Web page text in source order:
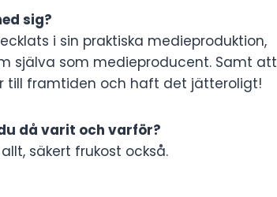
sig?
i sin praktiska medieproduktion,
själva som medieproducent. Samt att
till framtiden och haft det jätteroligt!
då varit och varför?
säkert frukost också.